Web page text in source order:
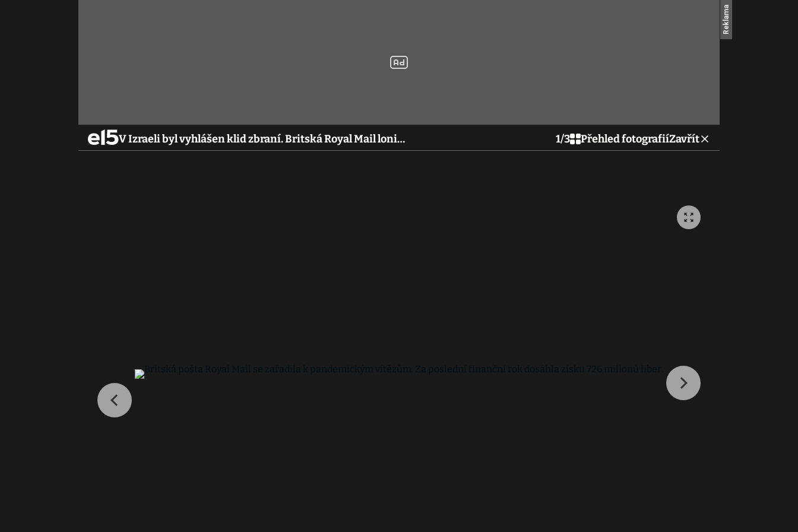
V Izraeli byl vyhlášen klid zbraní. Britská Royal Mail loni… 1/3 Přehled fotografiíZavřít